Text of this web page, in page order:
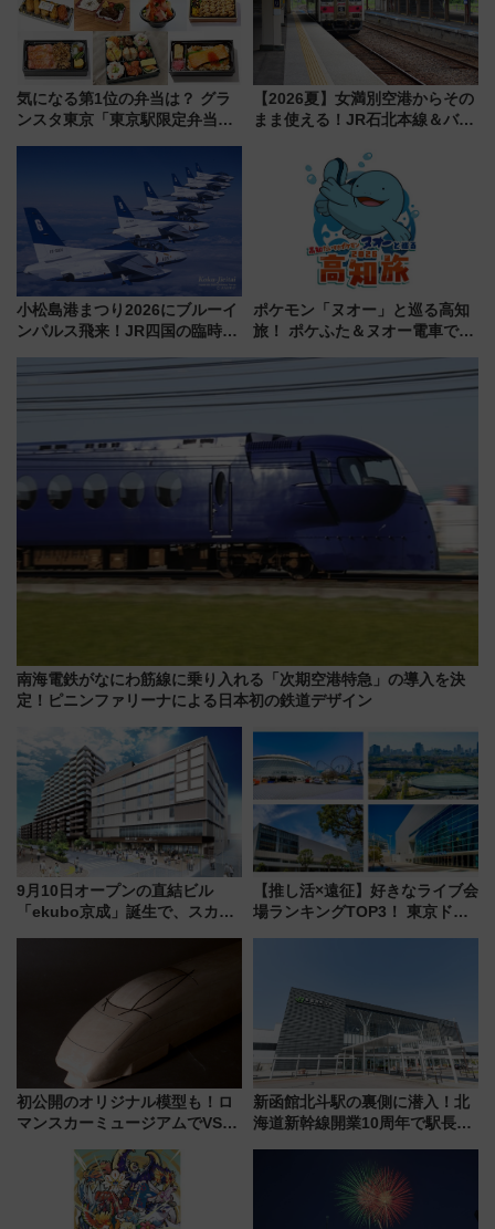
気になる第1位の弁当は？ グラ
ンスタ東京「東京駅限定弁当
【2026夏】女満別空港からその
まま使える！JR石北本線＆バス
ーパス」でおトクに道東観光
（8/3発売）
小松島港まつり2026にブルーイ
ンパルス飛来！JR四国の臨時ダ
ポケモン「ヌオー」と巡る高知
旅！ ポケふた＆ヌオー電車で楽
路の絶景と絶品グルメを満喫！
（7月18日スタート）
南海電鉄がなにわ筋線に乗り入れる「次期空港特急」の導入を決
定！ピニンファリーナによる日本初の鉄道デザイン
9月10日オープンの直結ビル
「ekubo京成」誕生で、スカイ
ント情報も公開！
【推し活×遠征】好きなライブ会
場ランキングTOP3！ 東京ドー
初公開のオリジナル模型も！ロ
マンスカーミュージアムでVSE
15日スタート
新函館北斗駅の裏側に潜入！北
海道新幹線開業10周年で駅長
ト 参加方法や体験内容を紹介